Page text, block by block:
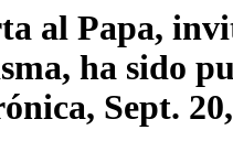
al Papa,
ha sido
Sept.